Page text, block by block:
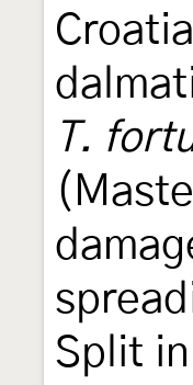
T.
Split